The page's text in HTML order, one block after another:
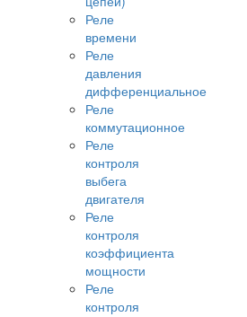
Реле
времени
Реле
давления
дифференциальное
Реле
коммутационное
Реле
контроля
выбега
двигателя
Реле
контроля
коэффициента
мощности
Реле
контроля